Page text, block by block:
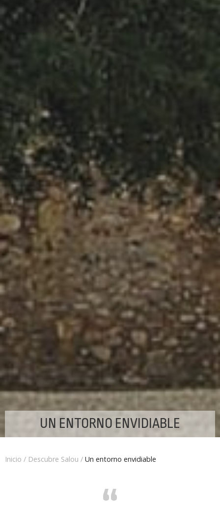
UN ENTORNO ENVIDIABLE
Inicio / Descubre Salou / Un entorno envidiable